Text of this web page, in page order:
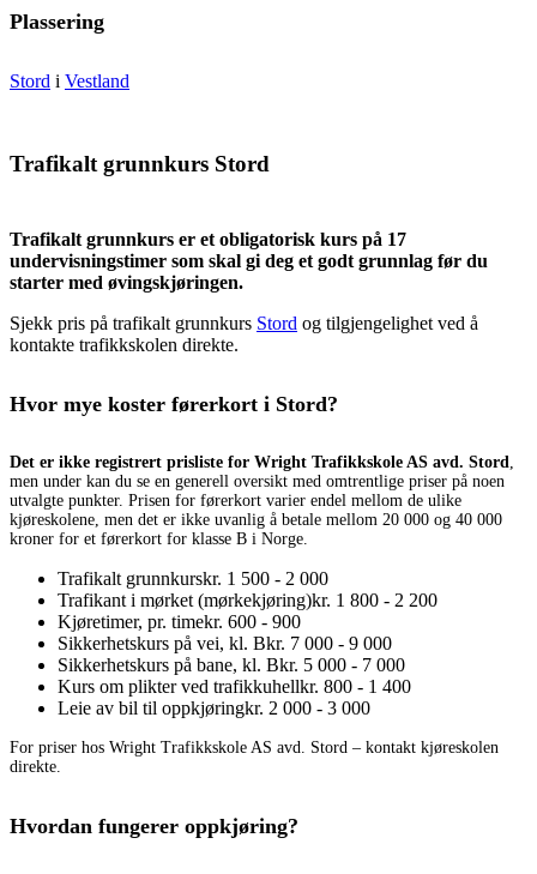
Plassering
Stord i Vestland
Trafikalt grunnkurs Stord
Trafikalt grunnkurs er et obligatorisk kurs på 17
undervisningstimer som skal gi deg et godt grunnlag før du
starter med øvingskjøringen.
Sjekk pris på trafikalt grunnkurs Stord og tilgjengelighet ved å
kontakte trafikkskolen direkte.
Hvor mye koster førerkort i Stord?
Det er ikke registrert prisliste for Wright Trafikkskole AS avd. Stord,
men under kan du se en generell oversikt med omtrentlige priser på noen
utvalgte punkter. Prisen for førerkort varier endel mellom de ulike
kjøreskolene, men det er ikke uvanlig å betale mellom 20 000 og 40 000
kroner for et førerkort for klasse B i Norge.
Trafikalt grunnkurskr. 1 500 - 2 000
Trafikant i mørket (mørkekjøring)kr. 1 800 - 2 200
Kjøretimer, pr. timekr. 600 - 900
Sikkerhetskurs på vei, kl. Bkr. 7 000 - 9 000
Sikkerhetskurs på bane, kl. Bkr. 5 000 - 7 000
Kurs om plikter ved trafikkuhellkr. 800 - 1 400
Leie av bil til oppkjøringkr. 2 000 - 3 000
For priser hos Wright Trafikkskole AS avd. Stord – kontakt kjøreskolen
direkte.
Hvordan fungerer oppkjøring?